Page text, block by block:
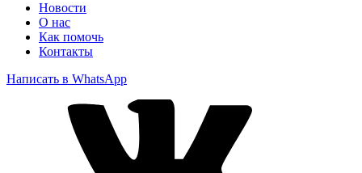
Новости
О нас
Как помочь
Контакты
Написать в WhatsApp